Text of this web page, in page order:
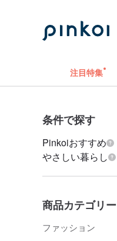
注目特集
条件で探す
Pinkoiおすすめ
やさしい暮らし
商品カテゴリー
ファッション